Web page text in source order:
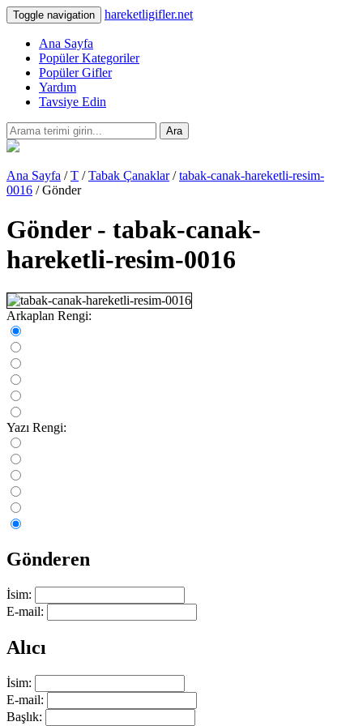
Toggle navigation hareketligifler.net
Ana Sayfa
Popüler Kategoriler
Popüler Gifler
Yardım
Tavsiye Edin
Ara
Ana Sayfa /T /Tabak Çanaklar/tabak-canak-hareketli-resim-
0016 / Gönder
Gönder - tabak-canak-
hareketli-resim-0016
Arkaplan Rengi:
Yazı Rengi:
Gönderen
İsim:
E-mail:
Alıcı
İsim:
E-mail:
Başlık: